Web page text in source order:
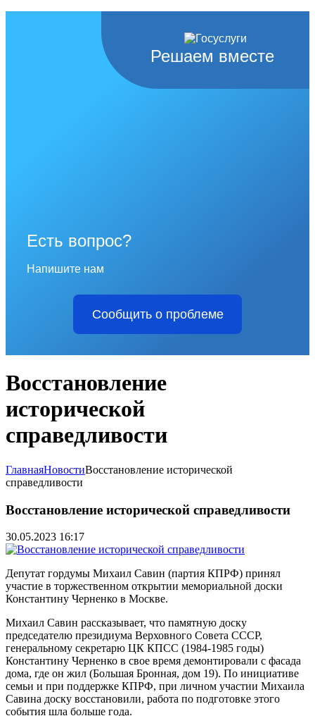
Решаем вместе
Есть вопрос?
Напишите нам
Сообщить о проблеме
Восстановление
исторической
справедливости
ГлавнаяНовостиВосстановление исторической
справедливости
Восстановление исторической справедливости
30.05.2023 16:17
Депутат гордумы Михаил Савин (партия КПРФ) принял
участие в торжественном открытии мемориальной доски
Константину Черненко в Москве.
Михаил Савин рассказывает, что памятную доску
председателю президиума Верховного Совета СССР,
генеральному секретарю ЦК КПСС (1984-1985 годы)
Константину Черненко в свое время демонтировали с фасада
дома, где он жил (Большая Бронная, дом 19). По инициативе
семьи и при поддержке КПРФ, при личном участии Михаила
Савина доску восстановили, работа по подготовке этого
события шла больше года.